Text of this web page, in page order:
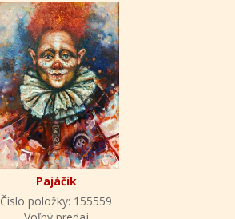
Pajáčik
Číslo položky: 155559